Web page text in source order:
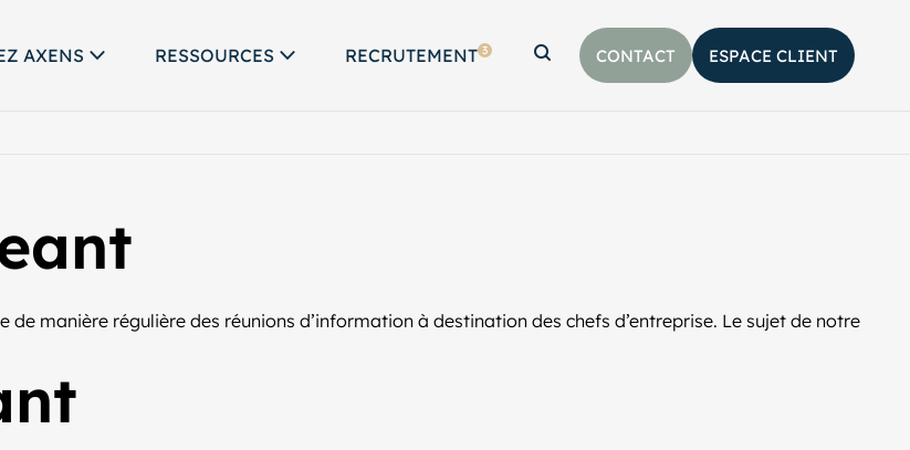
AXENS RESSOURCES RECRUTEMENT 3
Afficher la barre de recherche
CONTACT ESPACE CLIENT
manière régulière des réunions d’information à destination des chefs d’entreprise. Le sujet de notre